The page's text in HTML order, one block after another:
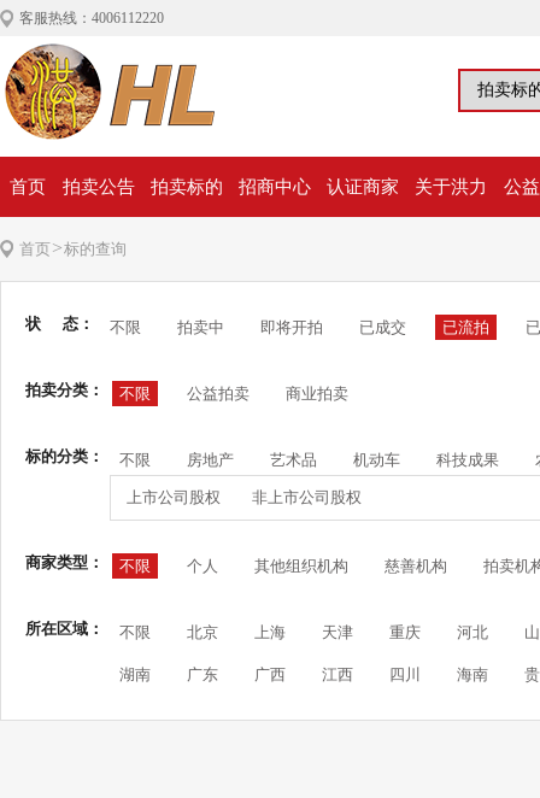
客服热线：4006112220
首页 拍卖公告 拍卖标的 招商中心 认证商家 关于洪力 公
首页>标的查询
状 态： 不限 拍卖中 即将开拍 已成交 已流拍
拍卖分类： 不限 公益拍卖 商业拍卖
标的分类： 不限 房地产 艺术品 机动车 科技成果
上市公司股权 非上市公司股权
商家类型： 不限 个人 其他组织机构 慈善机构 拍卖机
所在区域： 不限 北京 上海 天津 重庆 河北
湖南 广东 广西 江西 四川 海南